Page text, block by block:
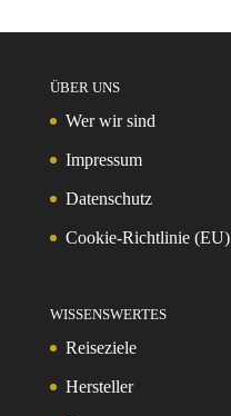
ÜBER UNS
Wer wir sind
Impressum
Datenschutz
Cookie-Richtlinie (EU)
WISSENSWERTES
Reiseziele
Hersteller